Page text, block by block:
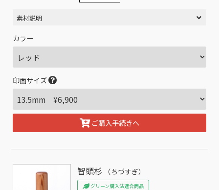
素材説明
カラー
印面サイズ
ご購入手続きへ
智頭杉 （ちづすぎ）
グリーン購入法適合商品